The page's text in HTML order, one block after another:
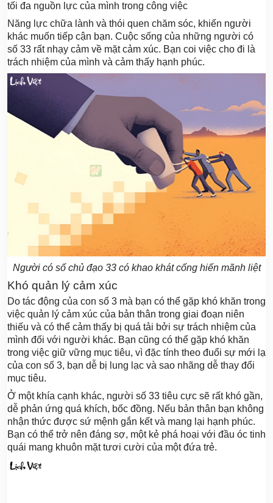
tối đa nguồn lực của mình trong công việc
Năng lực chữa lành và thói quen chăm sóc, khiến người
khác muốn tiếp cận bạn. Cuộc sống của những người có
số 33 rất nhạy cảm về mặt cảm xúc. Bạn coi việc cho đi là
trách nhiệm của mình và cảm thấy hạnh phúc.
Người có số chủ đạo 33 có khao khát cống hiến mãnh liệt
Khó quản lý cảm xúc
Do tác động của con số 3 mà bạn có thể gặp khó khăn trong
việc quản lý cảm xúc của bản thân trong giai đoạn niên
thiếu và có thể cảm thấy bị quá tải bởi sự trách nhiệm của
mình đối với người khác. Bạn cũng có thể gặp khó khăn
trong việc giữ vững mục tiêu, vì đặc tính theo đuổi sự mới lạ
của con số 3, bạn dễ bị lung lạc và sao nhãng dễ thay đổi
mục tiêu.
Ở một khía cạnh khác, người số 33 tiêu cực sẽ rất khó gần,
dễ phản ứng quá khích, bốc đồng. Nếu bản thân bạn không
nhận thức được sứ mệnh gắn kết và mang lại hạnh phúc.
Bạn có thể trở nên đáng sợ, một kẻ phá hoại với đầu óc tinh
quái mang khuôn mặt tươi cười của một đứa trẻ.